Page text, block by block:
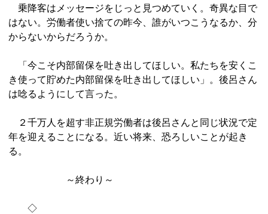
乗降客はメッセージをじっと見つめていく。奇異な目で
はない。労働者使い捨ての昨今、誰がいつこうなるか、分
からないからだろうか。
「今こそ内部留保を吐き出してほしい。私たちを安くこ
き使って貯めた内部留保を吐き出してほしい」。後呂さん
は唸るようにして言った。
２千万人を超す非正規労働者は後呂さんと同じ状況で定
年を迎えることになる。近い将来、恐ろしいことが起き
る。
～終わり～
◇